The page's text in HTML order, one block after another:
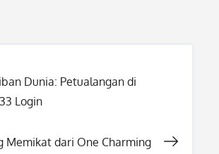
Dunia: Petualangan di
Login
Memikat dari One Charming